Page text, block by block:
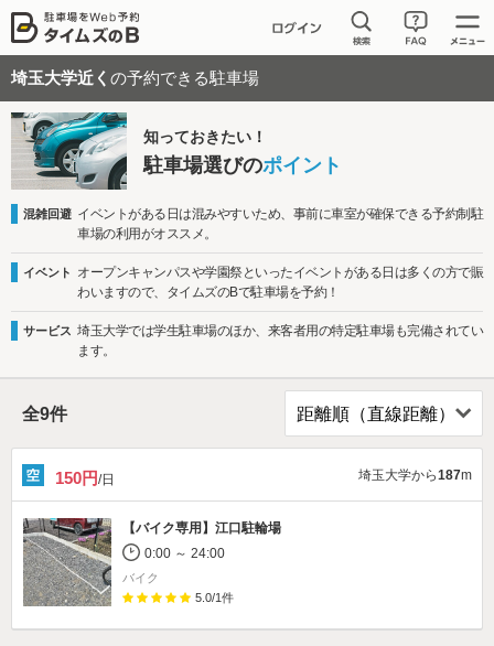
埼玉大学近く の予約できる駐車場
知っておきたい！
駐車場選びのポイント
混雑回避 イベントがある日は混みやすいため、事前に車室が確保できる予約制駐
車場の利用がオススメ。
イベント
オープンキャンパスや学園祭といったイベントがある日は多くの方で賑
わいますので、タイムズのBで駐車場を予約！
サービス 埼玉大学では学生駐車場のほか、来客者用の特定駐車場も完備されてい
ます。
全9件
150円/日 埼玉大学から187m
【バイク専用】江口駐輪場
0:00 ～ 24:00
バイク
5.0/1件